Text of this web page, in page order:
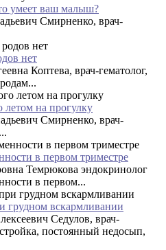
умеет ваш малыш?
Смирненко, врач-
нет
Коптева, врач-гематолог,
летом на прогулку
Смирненко, врач-
в первом триместре
Темрюкова эндокринолог
в первом...
грудном вскармливании
Седулов, врач-
постоянный недосып,